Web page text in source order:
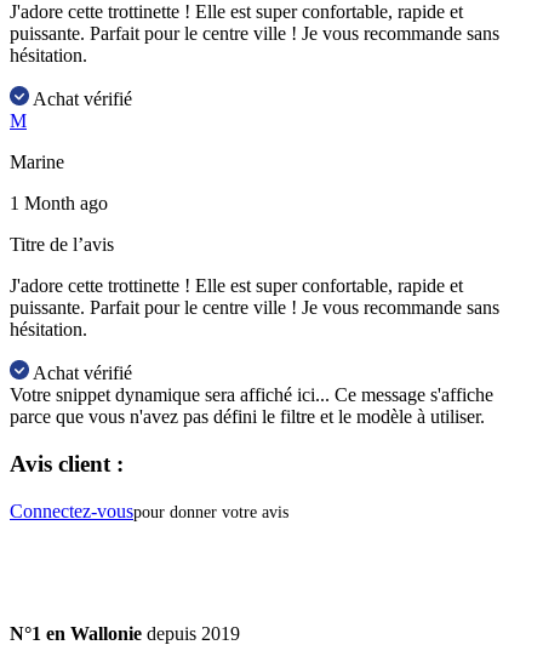
J'adore cette trottinette ! Elle est super confortable, rapide et
puissante. Parfait pour le centre ville ! Je vous recommande sans
hésitation.
Achat vérifié
M
Marine
1 Month ago
Titre de l’avis
J'adore cette trottinette ! Elle est super confortable, rapide et
puissante. Parfait pour le centre ville ! Je vous recommande sans
hésitation.
Achat vérifié
Votre snippet dynamique sera affiché ici... Ce message s'affiche
parce que vous n'avez pas défini le filtre et le modèle à utiliser.
Avis client :
Connectez-vouspour donner votre avis
N°1 en Wallonie depuis 2019